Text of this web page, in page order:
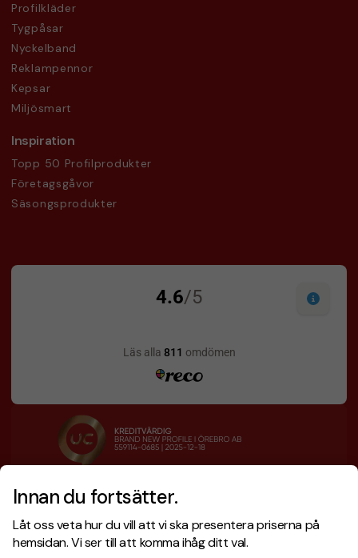
Innan du fortsätter.
Låt oss veta hur du vill att vi ska presentera priserna på
hemsidan. Vi ser till att komma ihåg ditt val.
Profilkläder
Tygpåsar
Nyckelband
Reklampennor
Kepsar
Miljösmart
Inspiration
Topp 50 Profilprodukter
Företagsgåvor
Säsongsprodukter
Designskiss inom 1 h
Fri offert
Snabb leverans